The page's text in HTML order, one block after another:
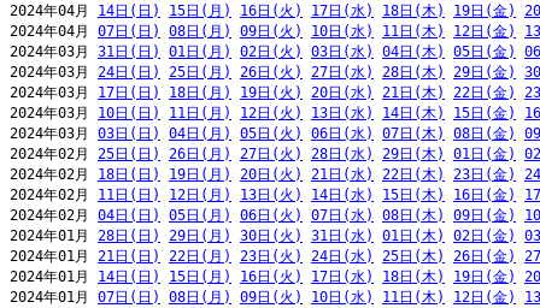
2024年04月 14日(日) 15日(月) 16日(火) 17日(水) 18日(木) 19日(金)
2024年04月 07日(日) 08日(月) 09日(火) 10日(水) 11日(木) 12日(金)
2024年03月 31日(日) 01日(月) 02日(火) 03日(水) 04日(木) 05日(金)
2024年03月 24日(日) 25日(月) 26日(火) 27日(水) 28日(木) 29日(金)
2024年03月 17日(日) 18日(月) 19日(火) 20日(水) 21日(木) 22日(金)
2024年03月 10日(日) 11日(月) 12日(火) 13日(水) 14日(木) 15日(金)
2024年03月 03日(日) 04日(月) 05日(火) 06日(水) 07日(木) 08日(金)
2024年02月 25日(日) 26日(月) 27日(火) 28日(水) 29日(木) 01日(金)
2024年02月 18日(日) 19日(月) 20日(火) 21日(水) 22日(木) 23日(金)
2024年02月 11日(日) 12日(月) 13日(火) 14日(水) 15日(木) 16日(金)
2024年02月 04日(日) 05日(月) 06日(火) 07日(水) 08日(木) 09日(金)
2024年01月 28日(日) 29日(月) 30日(火) 31日(水) 01日(木) 02日(金)
2024年01月 21日(日) 22日(月) 23日(火) 24日(水) 25日(木) 26日(金)
2024年01月 14日(日) 15日(月) 16日(火) 17日(水) 18日(木) 19日(金)
2024年01月 07日(日) 08日(月) 09日(火) 10日(水) 11日(木) 12日(金)